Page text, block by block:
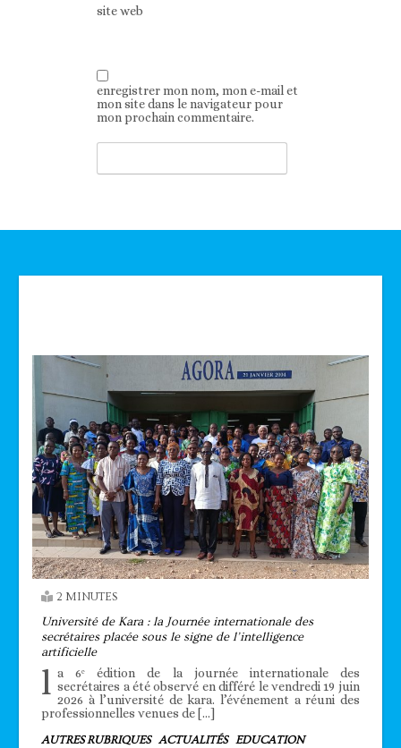
site web
enregistrer mon nom, mon e-mail et
mon site dans le navigateur pour
mon prochain commentaire.
2 MINUTES
Université de Kara : la Journée internationale des
secrétaires placée sous le signe de l’intelligence
artificielle
l a 6ᵉ édition de la journée internationale des
secrétaires a été observé en différé le vendredi 19 juin
2026 à l’université de kara. l’événement a réuni des
professionnelles venues de […]
AUTRES RUBRIQUES ACTUALITÉS EDUCATION